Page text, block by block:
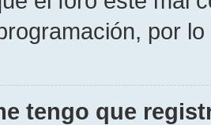
por
tengo que